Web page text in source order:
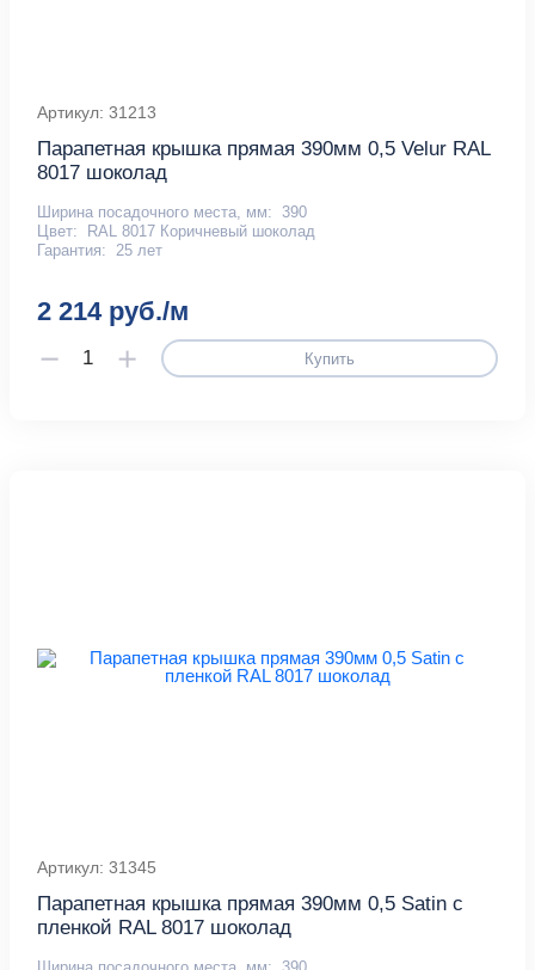
Артикул: 31213
Парапетная крышка прямая 390мм 0,5 Velur RAL
8017 шоколад
Ширина посадочного места, мм:
390
Цвет:
RAL 8017 Коричневый шоколад
Гарантия: 25 лет
2 214 руб./м
Купить
Артикул: 31345
Парапетная крышка прямая 390мм 0,5 Satin с
пленкой RAL 8017 шоколад